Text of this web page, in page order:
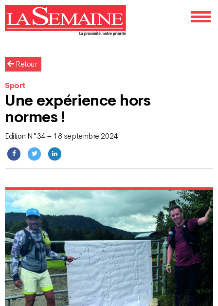
Retour
Sport
Une expérience hors
normes !
Edition N°34 – 18 septembre 2024